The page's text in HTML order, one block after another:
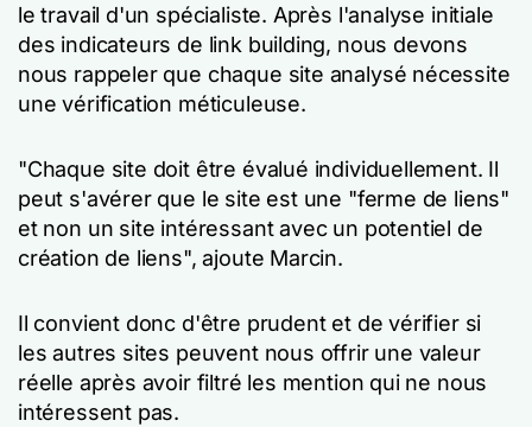
le travail d'un spécialiste. Après l'analyse initiale
des indicateurs de link building, nous devons
nous rappeler que chaque site analysé nécessite
une vérification méticuleuse.
"Chaque site doit être évalué individuellement. Il
peut s'avérer que le site est une "ferme de liens"
et non un site intéressant avec un potentiel de
création de liens", ajoute Marcin.
Il convient donc d'être prudent et de vérifier si
les autres sites peuvent nous offrir une valeur
réelle après avoir filtré les mention qui ne nous
intéressent pas.